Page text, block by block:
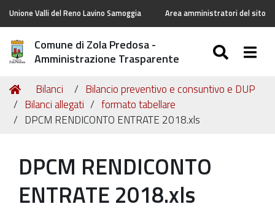
Unione Valli del Reno Lavino Samoggia Area amministratori del sito
Comune di Zola Predosa -
Amministrazione Trasparente
Tu
sei
qui:
Home
Bilanci
Bilancio preventivo e consuntivo e DUP
Bilanci allegati
formato tabellare
DPCM RENDICONTO ENTRATE 2018.xls
DPCM RENDICONTO
ENTRATE 2018.xls